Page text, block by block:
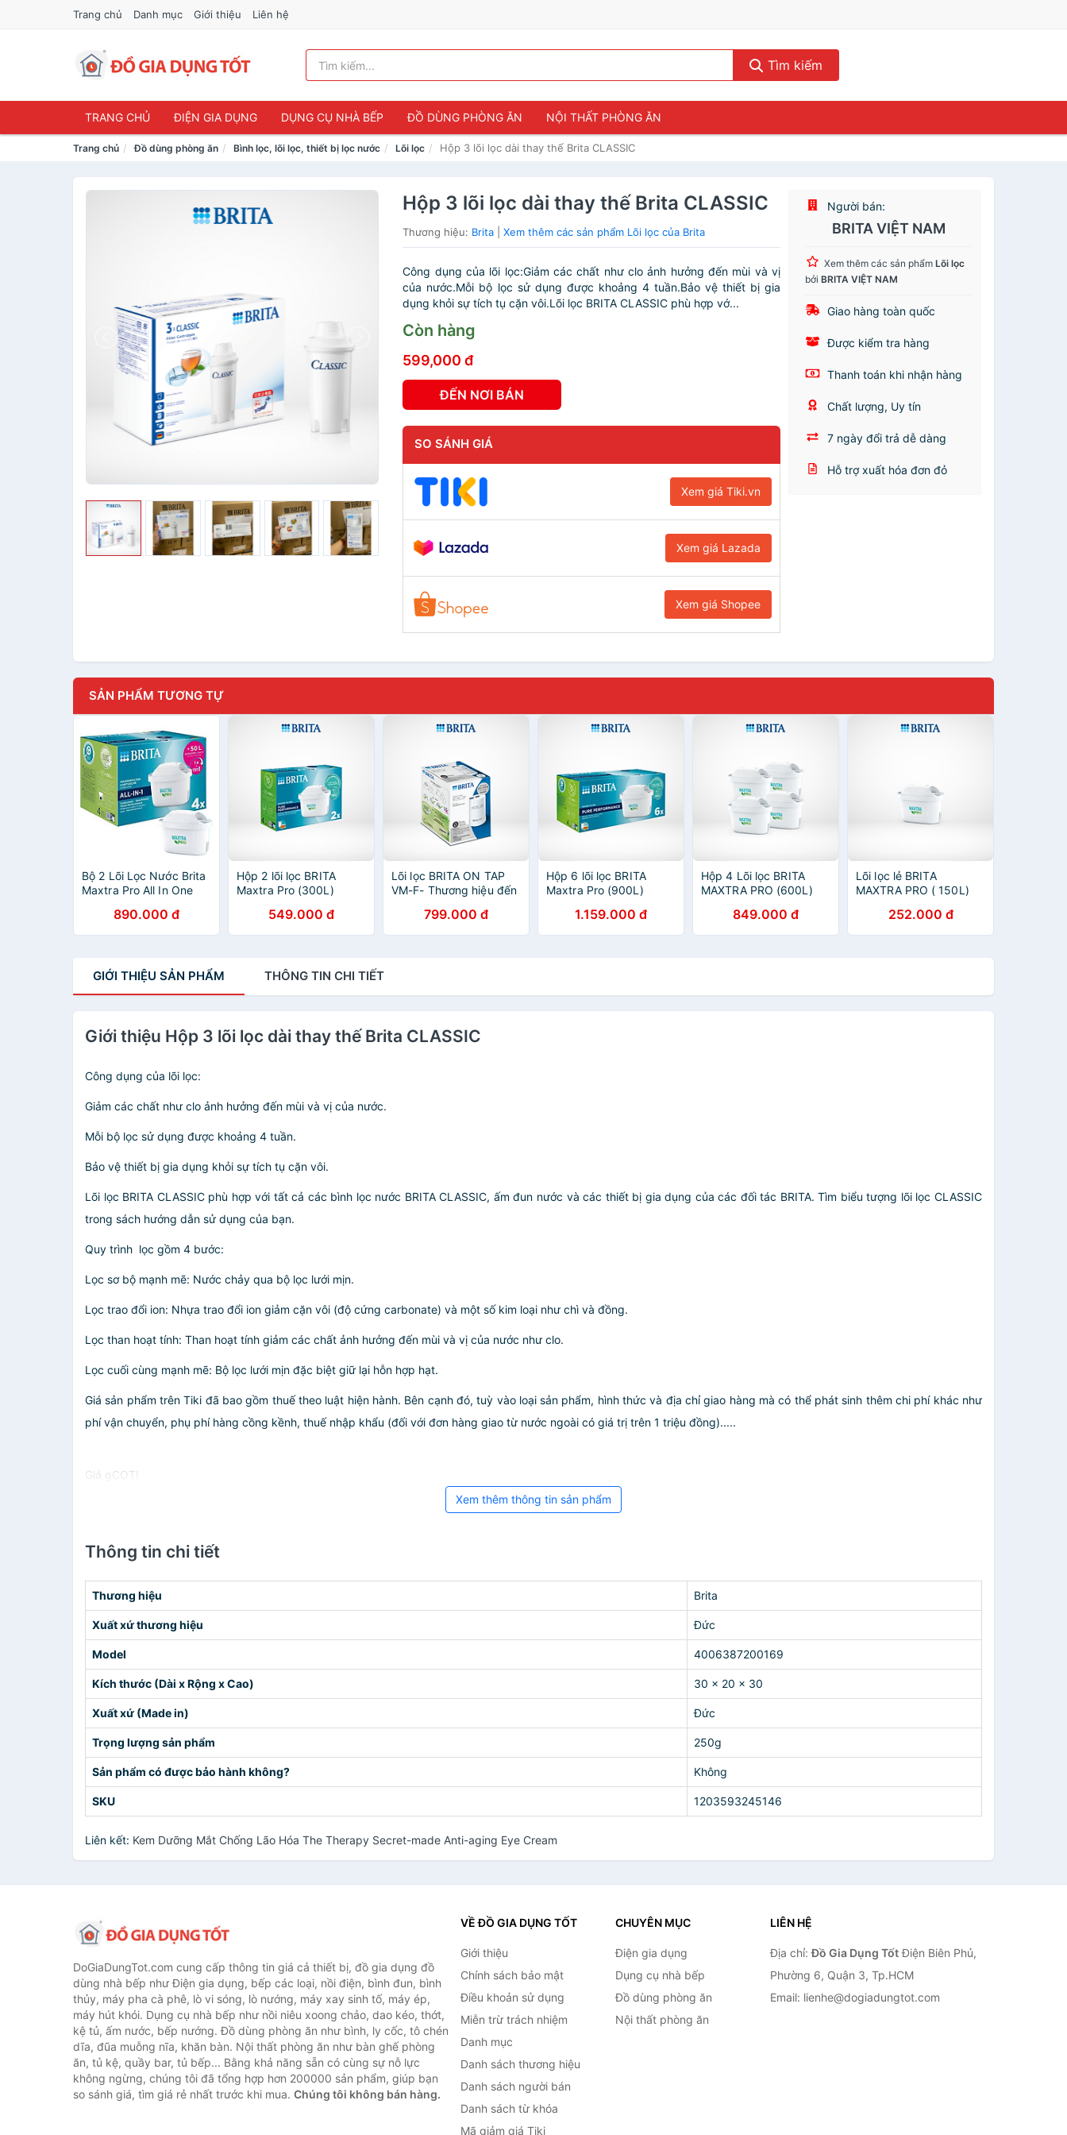
Trang chủ Danh mục Giới thiệu Liên hệ
Tìm kiếm
TRANG CHỦ ĐIỆN GIA DỤNG DỤNG CỤ NHÀ BẾP ĐỒ DÙNG PHÒNG ĂN NỘI THẤT PHÒNG ĂN
Trang chủ Đồ dùng phòng ăn Bình lọc, lõi lọc, thiết bị lọc nước Lõi lọc Hộp 3 lõi lọc dài thay thế Brita CLASSIC
Hộp 3 lõi lọc dài thay thế Brita CLASSIC
Thương hiệu: Brita |Xem thêm các sản phẩm Lõi lọc của Brita
Công dụng của lõi lọc:Giảm các chất như clo ảnh hưởng đến mùi và vị
của nước.Mỗi bộ lọc sử dụng được khoảng 4 tuần.Bảo vệ thiết bị gia
dụng khỏi sự tích tụ cặn vôi.Lõi lọc BRITA CLASSIC phù hợp vớ...
Còn hàng
599,000 đ
ĐẾN NƠI BÁN
SO SÁNH GIÁ
Xem giá Tiki.vn
Xem giá Lazada
Xem giá Shopee
Người bán:
BRITA VIỆT NAM
Xem thêm các sản phẩmLõi lọc
bởiBRITA VIỆT NAM
Giao hàng toàn quốc
Được kiểm tra hàng
Thanh toán khi nhận hàng
Chất lượng, Uy tín
7 ngày đổi trả dễ dàng
Hỗ trợ xuất hóa đơn đỏ
SẢN PHẨM TƯƠNG TỰ
Bộ 2 Lõi Lọc Nước Brita
Maxtra Pro All In One
890.000 đ
Hộp 2 lõi lọc BRITA
Maxtra Pro (300L)
549.000 đ
Lõi lọc BRITA ON TAP
VM-F- Thương hiệu đến
799.000 đ
Hộp 6 lõi lọc BRITA
Maxtra Pro (900L)
1.159.000 đ
Hộp 4 Lõi lọc BRITA
MAXTRA PRO (600L)
849.000 đ
Lõi lọc lẻ BRITA
MAXTRA PRO ( 150L)
252.000 đ
GIỚI THIỆU SẢN PHẨM THÔNG TIN CHI TIẾT
Giới thiệu Hộp 3 lõi lọc dài thay thế Brita CLASSIC
Công dụng của lõi lọc:
Giảm các chất như clo ảnh hưởng đến mùi và vị của nước.
Mỗi bộ lọc sử dụng được khoảng 4 tuần.
Bảo vệ thiết bị gia dụng khỏi sự tích tụ cặn vôi.
Lõi lọc BRITA CLASSIC phù hợp với tất cả các bình lọc nước BRITA CLASSIC, ấm đun nước và các thiết bị gia dụng của các đối tác BRITA. Tìm biểu tượng lõi lọc CLASSIC
trong sách hướng dẫn sử dụng của bạn.
Quy trình lọc gồm 4 bước:
Lọc sơ bộ mạnh mẽ: Nước chảy qua bộ lọc lưới mịn.
Lọc trao đổi ion: Nhựa trao đổi ion giảm cặn vôi (độ cứng carbonate) và một số kim loại như chì và đồng.
Lọc than hoạt tính: Than hoạt tính giảm các chất ảnh hưởng đến mùi và vị của nước như clo.
Lọc cuối cùng mạnh mẽ: Bộ lọc lưới mịn đặc biệt giữ lại hỗn hợp hạt.
Giá sản phẩm trên Tiki đã bao gồm thuế theo luật hiện hành. Bên cạnh đó, tuỳ vào loại sản phẩm, hình thức và địa chỉ giao hàng mà có thể phát sinh thêm chi phí khác như
phí vận chuyển, phụ phí hàng cồng kềnh, thuế nhập khẩu (đối với đơn hàng giao từ nước ngoài có giá trị trên 1 triệu đồng).....
Giá gCOTI
Xem thêm thông tin sản phẩm
Thông tin chi tiết
Thương hiệu Brita
Xuất xứ thương hiệu Đức
Model 4006387200169
Kích thước (Dài x Rộng x Cao) 30 x 20 x 30
Xuất xứ (Made in) Đức
Trọng lượng sản phẩm 250g
Sản phẩm có được bảo hành không? Không
SKU 1203593245146
Liên kết: Kem Dưỡng Mắt Chống Lão Hóa The Therapy Secret-made Anti-aging Eye Cream
DoGiaDungTot.com cung cấp thông tin giá cả thiết bị, đồ gia dụng đồ
dùng nhà bếp như Điện gia dụng, bếp các loại, nồi điện, bình đun, bình
thủy, máy pha cà phê, lò vi sóng, lò nướng, máy xay sinh tố, máy ép,
máy hút khói. Dụng cụ nhà bếp như nồi niêu xoong chảo, dao kéo, thớt,
kệ tủ, ấm nước, bếp nướng. Đồ dùng phòng ăn như bình, ly cốc, tô chén
dĩa, đũa muỗng nĩa, khăn bàn. Nội thất phòng ăn như bàn ghế phòng
ăn, tủ kệ, quầy bar, tủ bếp... Bằng khả năng sẵn có cùng sự nỗ lực
không ngừng, chúng tôi đã tổng hợp hơn 200000 sản phẩm, giúp bạn
so sánh giá, tìm giá rẻ nhất trước khi mua. Chúng tôi không bán hàng.
VỀ ĐỒ GIA DỤNG TỐT
Giới thiệu
Chính sách bảo mật
Điều khoản sử dụng
Miễn trừ trách nhiệm
Danh mục
Danh sách thương hiệu
Danh sách người bán
Danh sách từ khóa
Mã giảm giá Tiki
CHUYÊN MỤC
Điện gia dụng
Dụng cụ nhà bếp
Đồ dùng phòng ăn
Nội thất phòng ăn
LIÊN HỆ
Địa chỉ:Đồ Gia Dụng TốtĐiện Biên Phủ,
Phường 6, Quận 3, Tp.HCM
Email: lienhe@dogiadungtot.com